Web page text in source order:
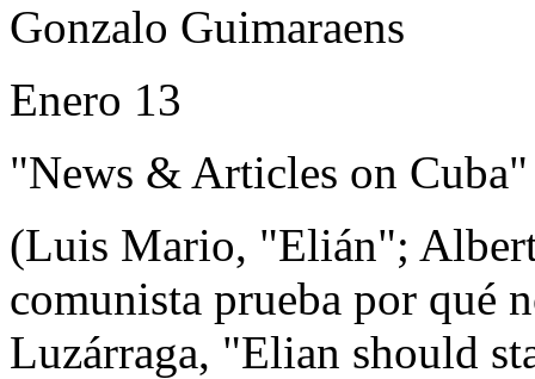
Gonzalo Guimaraens
Enero 13
"News & Articles on Cuba"
(Luis Mario, "Elián";
comunista prueba por qué
Luzárraga, "Elian should